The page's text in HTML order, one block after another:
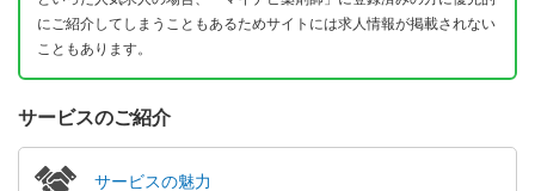
にご紹介してしまうこともあるためサイトには求人情報が掲載されない
こともあります。
サービスのご紹介
サービスの魅力